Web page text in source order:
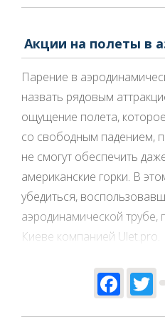
Акции на полеты в
Парение в
назвать рядовым
ощущение полета,
со свободным падением,
не смогут обеспечить
американские горки. В
убедиться,
аэродинамической трубе,
Киеве компанией Ulet.pro.
Бытует мнение, что
удовольствие не из